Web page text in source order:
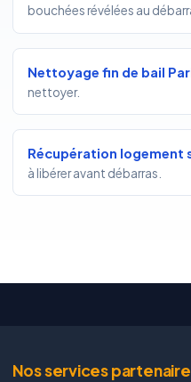
bouchées révélées au
Nettoyage fin de bail
nettoyer.
Récupération logement
à libérer avant débarras.
Nos services